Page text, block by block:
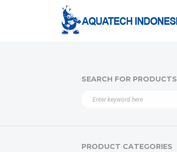
SEARCH FOR PRODUCTS
PRODUCT CATEGORIES